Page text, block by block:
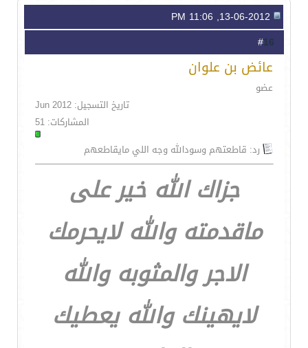
16
عائض بن علوان
عضو
تاريخ التسجيل: Jun 2012
المشاركات: 51
رد: قاطعتهم وسودالله وجه اللي مايقاطعهم
جزاك الله خير على
ماقدمته والله لايحرمك
الاجر والمثوبه والله
لايهينك والله يعطيك